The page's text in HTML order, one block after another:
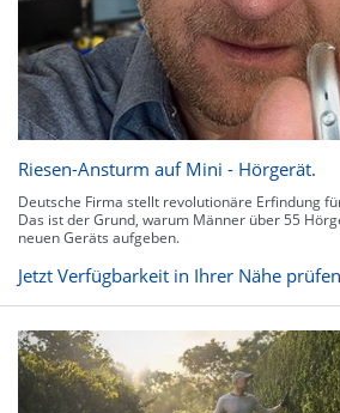
Riesen-Ansturm auf Mini - Hörgerät.
Deutsche Firma stellt revolutionäre Erfindung
Das ist der Grund, warum Männer über 55
neuen Geräts aufgeben.
Jetzt Verfügbarkeit in Ihrer Nähe prüfen